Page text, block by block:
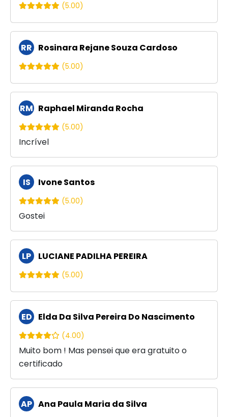
(5.00)
RR Rosinara Rejane Souza Cardoso
(5.00)
RM Raphael Miranda Rocha
(5.00)
Incrível
IS Ivone Santos
(5.00)
Gostei
LP LUCIANE PADILHA PEREIRA
(5.00)
ED Elda Da Silva Pereira Do Nascimento
(4.00)
Muito bom ! Mas pensei que era gratuito o
certificado
AP Ana Paula Maria da Silva